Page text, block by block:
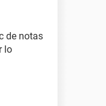
de notas
lo